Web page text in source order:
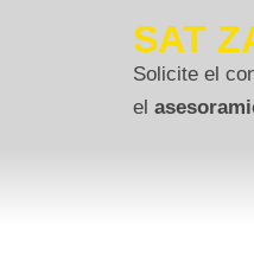
SAT
Solicite el
el